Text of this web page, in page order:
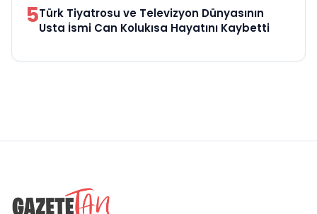
5Türk Tiyatrosu ve Televizyon Dünyasının
Usta İsmi Can Kolukısa Hayatını Kaybetti